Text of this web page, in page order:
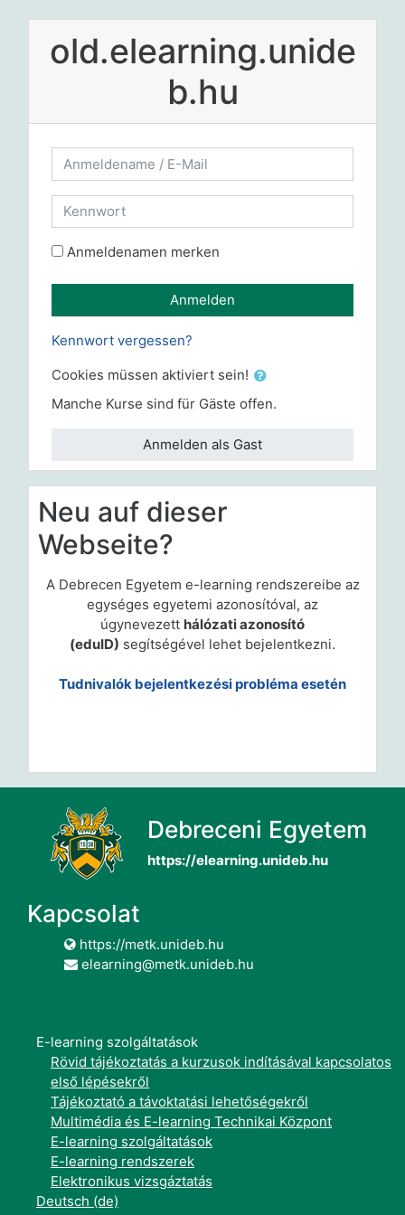
old.elearning.unide
b.hu
Anmeldename / E-Mail
Kennwort
Anmeldenamen merken
Anmelden
Kennwort vergessen?
Cookies müssen aktiviert sein!
Manche Kurse sind für Gäste offen.
Anmelden als Gast
Neu auf dieser
Webseite?
A Debrecen Egyetem e-learning rendszereibe az
egységes egyetemi azonosítóval, az
úgynevezett hálózati azonosító
(eduID) segítségével lehet bejelentkezni.
Tudnivalók bejelentkezési probléma esetén
Debreceni Egyetem
https://elearning.unideb.hu
Kapcsolat
https://metk.unideb.hu
elearning@metk.unideb.hu
E-learning szolgáltatások
Rövid tájékoztatás a kurzusok indításával kapcsolatos
első lépésekről
Tájékoztató a távoktatási lehetőségekről
Multimédia és E-learning Technikai Központ
E-learning szolgáltatások
E-learning rendszerek
Elektronikus vizsgáztatás
Deutsch ‎(de)‎